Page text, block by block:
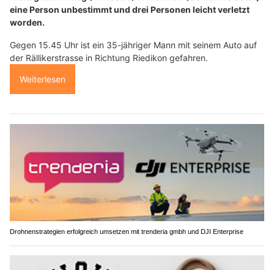
eine Person unbestimmt und drei Personen leicht verletzt
worden.
Gegen 15.45 Uhr ist ein 35-jähriger Mann mit seinem Auto auf
der Rällikerstrasse in Richtung Riedikon gefahren.
Weiterlesen
Drohnenstrategien erfolgreich umsetzen mit trenderia gmbh und DJI Enterprise